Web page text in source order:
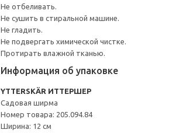
Не отбеливать.
Не сушить в стиральной машине.
Не гладить.
Не подвергать химической чистке.
Протирать влажной тканью.
Информация об упаковке
YTTERSKÄR ИТТЕРШЕР
Садовая ширма
Номер товара: 205.094.84
Ширина: 12 см